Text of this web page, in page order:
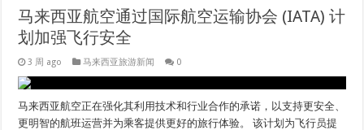
马来西亚航空通过国际航空运输协会 (IATA) 计
划加强飞行安全
3 周 ago 马来西亚旅游新闻 0
马来西亚航空正在强化其利用技术和行业合作的承诺，以支持更安全、
更明智的航班运营并为乘客提供更好的旅行体验。 该计划为飞行员提